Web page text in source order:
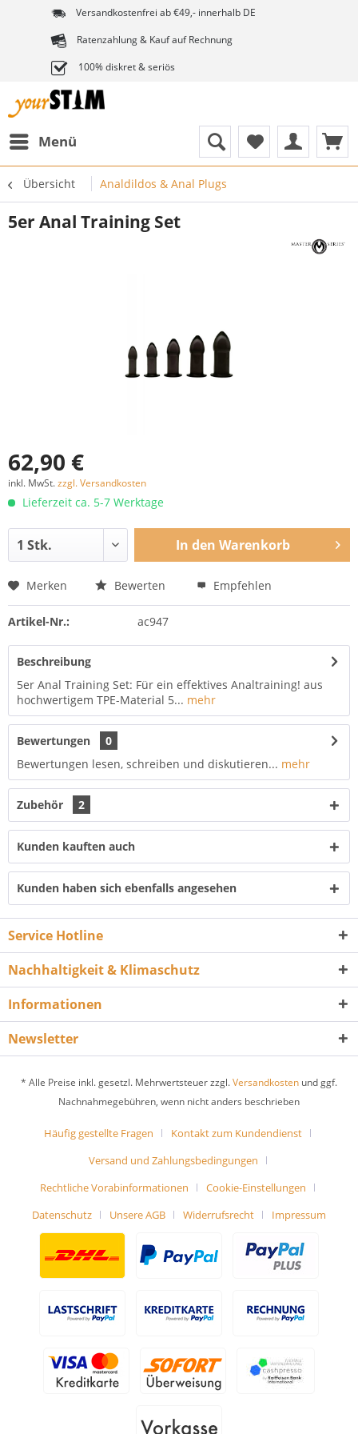
Versandkostenfrei ab €49,- innerhalb DE
Ratenzahlung & Kauf auf Rechnung
100% diskret & seriös
Menü
Übersicht Analdildos & Anal Plugs
5er Anal Training Set
62,90 €
inkl. MwSt.zzgl. Versandkosten
Lieferzeit ca. 5-7 Werktage
In den Warenkorb
Merken Bewerten Empfehlen
Artikel-Nr.: ac947
Beschreibung
5er Anal Training Set: Für ein effektives Analtraining! aus
hochwertigem TPE-Material 5... mehr
Bewertungen
0
Bewertungen lesen, schreiben und diskutieren... mehr
Zubehör 2
Kunden kauften auch
Kunden haben sich ebenfalls angesehen
Service Hotline
Nachhaltigkeit & Klimaschutz
Informationen
Newsletter
* Alle Preise inkl. gesetzl. Mehrwertsteuer zzgl.Versandkosten und ggf.
Nachnahmegebühren, wenn nicht anders beschrieben
Häufig gestellte Fragen
Kontakt zum Kundendienst
Versand und Zahlungsbedingungen
Rechtliche Vorabinformationen
Cookie-Einstellungen
Datenschutz
Unsere AGB Widerrufsrecht Impressum